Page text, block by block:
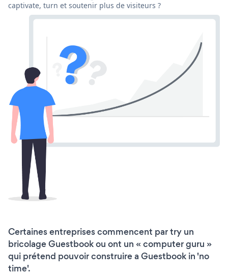
captivate, turn et soutenir plus de visiteurs ?
Certaines entreprises commencent par try un
bricolage Guestbook ou ont un « computer guru »
qui prétend pouvoir construire a Guestbook in 'no
time'.